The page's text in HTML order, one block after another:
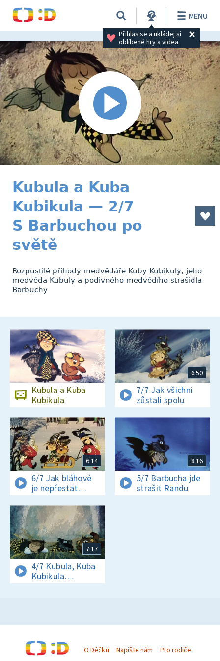
Přihlas se a ukládej si
oblíbené hry a videa.
MENU
Kubula a Kuba
Kubikula — 2/7
S Barbuchou po
světě
Rozpustilé příhody medvědáře Kuby Kubikuly, jeho
medvěda Kubuly a podivného medvědího strašidla
Barbuchy
Kubula a Kuba
Kubikula
6:50
7/7 Jak všichni
zůstali spolu
6:14
6/7 Jak bláhové
je nepřestat
v pravý čas
8:16
5/7 Barbucha jde
strašit Randu
7:17
4/7 Kubula, Kuba
Kubikula
a Barbucha ve
O Déčku Napište nám Pro rodiče